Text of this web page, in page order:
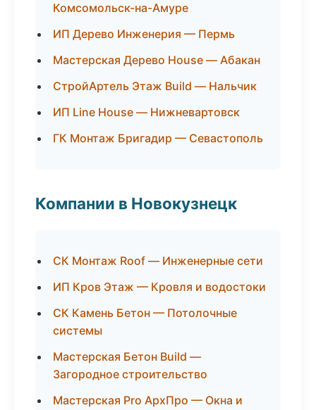
Комсомольск-на-Амуре
ИП Дерево Инженерия — Пермь
Мастерская Дерево House — Абакан
СтройАртель Этаж Build — Нальчик
ИП Line House — Нижневартовск
ГК Монтаж Бригадир — Севастополь
Компании в Новокузнецк
СК Монтаж Roof — Инженерные сети
ИП Кров Этаж — Кровля и водостоки
СК Камень Бетон — Потолочные
системы
Мастерская Бетон Build —
Загородное строительство
Мастерская Pro АрхПро — Окна и